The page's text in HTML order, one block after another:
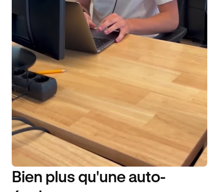
DISPONIBILITÉ 6J/7
Bien plus qu'une auto-